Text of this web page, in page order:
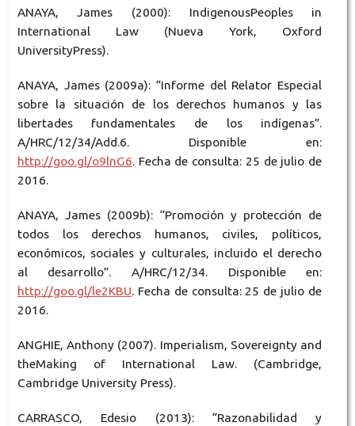
ANAYA, James (2000): IndigenousPeoples in
International Law (Nueva York, Oxford
UniversityPress).
ANAYA, James (2009a): “Informe del Relator Especial
sobre la situación de los derechos humanos y las
libertades fundamentales de los indígenas”.
A/HRC/12/34/Add.6. Disponible en:
http://goo.gl/o9lnG6. Fecha de consulta: 25 de julio de
2016.
ANAYA, James (2009b): “Promoción y protección de
todos los derechos humanos, civiles, políticos,
económicos, sociales y culturales, incluido el derecho
al desarrollo”. A/HRC/12/34. Disponible en:
http://goo.gl/le2KBU. Fecha de consulta: 25 de julio de
2016.
ANGHIE, Anthony (2007). Imperialism, Sovereignty and
theMaking of International Law. (Cambridge,
Cambridge University Press).
CARRASCO, Edesio (2013): “Razonabilidad y